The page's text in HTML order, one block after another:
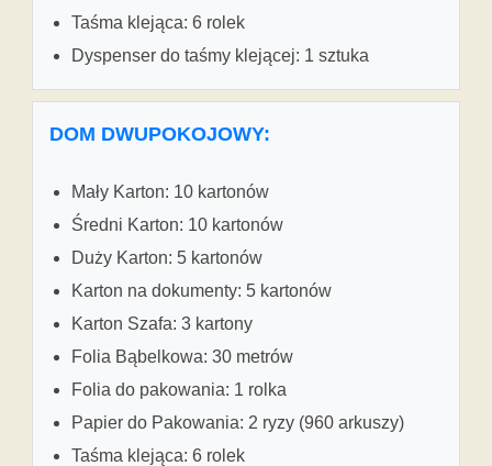
Taśma klejąca: 6 rolek
Dyspenser do taśmy klejącej: 1 sztuka
DOM DWUPOKOJOWY:
Mały Karton: 10 kartonów
Średni Karton: 10 kartonów
Duży Karton: 5 kartonów
Karton na dokumenty: 5 kartonów
Karton Szafa: 3 kartony
Folia Bąbelkowa: 30 metrów
Folia do pakowania: 1 rolka
Papier do Pakowania: 2 ryzy (960 arkuszy)
Taśma klejąca: 6 rolek